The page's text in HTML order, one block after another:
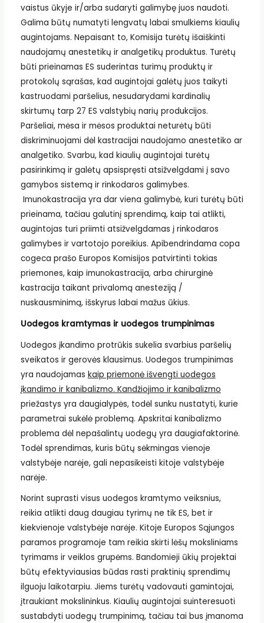
vaistus ūkyje ir/arba sudaryti galimybę juos naudoti.
Galima būtų numatyti lengvatų labai smulkiems kiaulių
augintojams. Nepaisant to, Komisija turėtų išaiškinti
naudojamų anestetikų ir analgetikų produktus. Turėtų
būti prieinamas ES suderintas turimų produktų ir
protokolų sąrašas, kad augintojai galėtų juos taikyti
kastruodami paršelius, nesudarydami kardinalių
skirtumų tarp 27 ES valstybių narių produkcijos.
Paršeliai, mėsa ir mėsos produktai neturėtų būti
diskriminuojami dėl kastracijai naudojamo anestetiko ar
analgetiko. Svarbu, kad kiaulių augintojai turėtų
pasirinkimą ir galėtų apsispręsti atsižvelgdami į savo
gamybos sistemą ir rinkodaros galimybes.
Imunokastracija yra dar viena galimybė, kuri turėtų būti
prieinama, tačiau galutinį sprendimą, kaip tai atlikti,
augintojas turi priimti atsižvelgdamas į rinkodaros
galimybes ir vartotojo poreikius. Apibendrindama copa
cogeca prašo Europos Komisijos patvirtinti tokias
priemones, kaip imunokastracija, arba chirurginė
kastracija taikant privalomą anesteziją /
nuskausminimą, išskyrus labai mažus ūkius.
Uodegos kramtymas ir uodegos trumpinimas
Uodegos įkandimo protrūkis sukelia svarbius paršelių
sveikatos ir gerovės klausimus. Uodegos trumpinimas
yra naudojamas kaip priemonė išvengti uodegos
įkandimo ir kanibalizmo. Kandžiojimo ir kanibalizmo
priežastys yra daugialypės, todėl sunku nustatyti, kurie
parametrai sukėlė problemą. Apskritai kanibalizmo
problema dėl nepašalintų uodegų yra daugiafaktorinė.
Todėl sprendimas, kuris būtų sėkmingas vienoje
valstybėje narėje, gali nepasikeisti kitoje valstybėje
narėje.
Norint suprasti visus uodegos kramtymo veiksnius,
reikia atlikti daug daugiau tyrimų ne tik ES, bet ir
kiekvienoje valstybėje narėje. Kitoje Europos Sąjungos
paramos programoje tam reikia skirti lėšų moksliniams
tyrimams ir veiklos grupėms. Bandomieji ūkių projektai
būtų efektyviausias būdas rasti praktinių sprendimų
ilguoju laikotarpiu. Jiems turėtų vadovauti gamintojai,
įtraukiant mokslininkus. Kiaulių augintojai suinteresuoti
sustabdyti uodegų trumpinimą, tačiau tai bus įmanoma